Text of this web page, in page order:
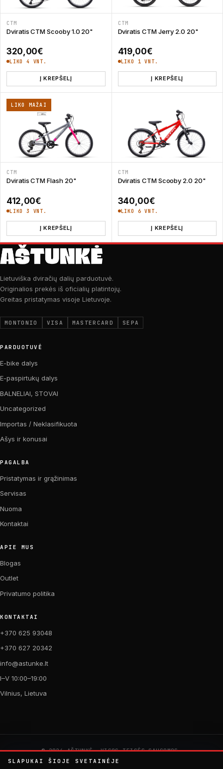
CTM
Dviratis CTM Scooby 1.0 20"
320,00€
LIKO 4 VNT.
Į KREPŠELĮ
CTM
Dviratis CTM Jerry 2.0 20"
419,00€
LIKO 1 VNT.
Į KREPŠELĮ
LIKO MAŽAI
CTM
Dviratis CTM Flash 20"
412,00€
LIKO 3 VNT.
Į KREPŠELĮ
CTM
Dviratis CTM Scooby 2.0 20"
340,00€
LIKO 6 VNT.
Į KREPŠELĮ
Lietuviška dviračių dalių parduotuvė.
Originalios prekės iš oficialių platintojų.
Greitas pristatymas visoje Lietuvoje.
MONTONIO VISA MASTERCARD SEPA
PARDUOTUVĖ
E-bike dalys
E-paspirtukų dalys
BALNELIAI, STOVAI
Uncategorized
Importas / Neklasifikuota
Ašys ir konusai
PAGALBA
Pristatymas ir grąžinimas
Servisas
Nuoma
Kontaktai
APIE MUS
Blogas
Outlet
Privatumo politika
KONTAKTAI
+370 625 93048
+370 627 20342
info@astunke.lt
I–V 10:00–19:00
Vilnius, Lietuva
© 2026 AŠTUNKĖ. VISOS TEISĖS SAUGOMOS.
PAGAMINTA SU MEILE DVIRAČIAMS. 🚴
SLAPUKAI ŠIOJE SVETAINĖJE